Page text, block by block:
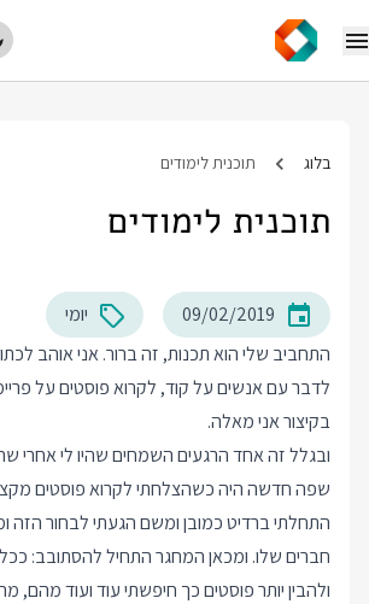
בלוג תוכנית לימודים
תוכנית לימודים
09/02/2019
יומי
התחביב שלי הוא תכנות, זה ברור. אני אוהב
לדבר עם אנשים על קוד, לקרוא פוסטים על
בקיצור אני מאלה.
ובגלל זה אחד הרגעים השמחים שהיו לי אחרי
שפה חדשה היה כשהצלחתי לקרוא פוסטים
התחלתיברדיטכמובן ומשם הגעתילבחור הזה
חברים שלו. ומכאןהמחגרהתחיל להסתובב:
ולהבין יותר פוסטים כך חיפשתי עוד ועוד